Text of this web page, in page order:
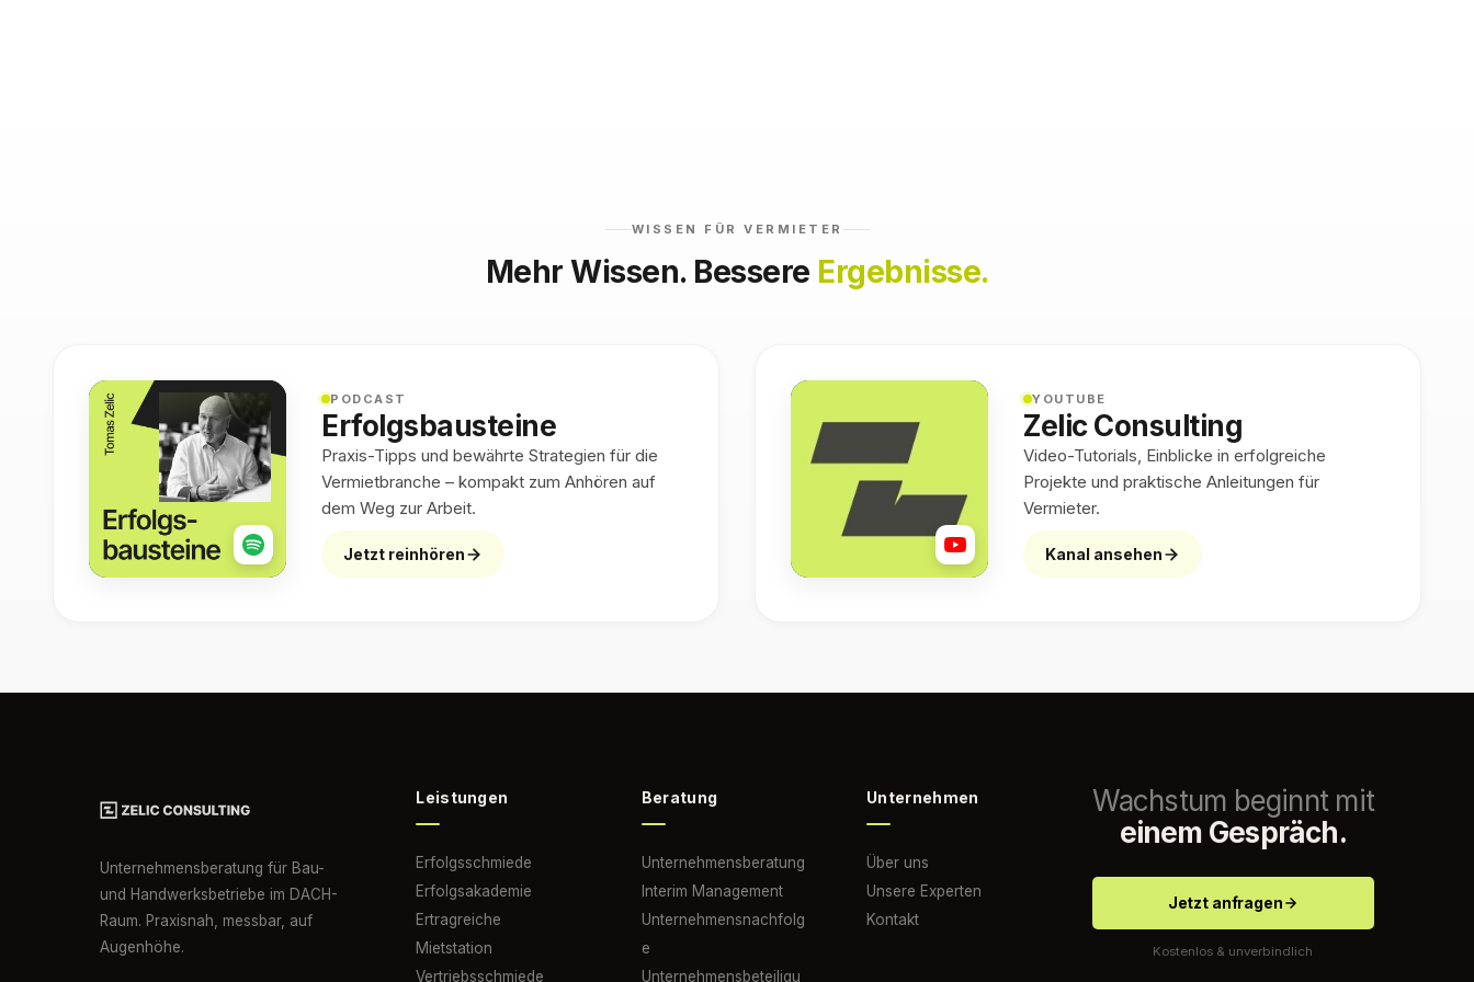
WISSEN FÜR VERMIETER
Mehr Wissen. Bessere Ergebnisse.
PODCAST
Erfolgsbausteine
Praxis-Tipps und bewährte Strategien für die
Vermietbranche – kompakt zum Anhören auf
dem Weg zur Arbeit.
Jetzt reinhören
YOUTUBE
Zelic Consulting
Video-Tutorials, Einblicke in erfolgreiche
Projekte und praktische Anleitungen für
Vermieter.
Kanal ansehen
Unternehmensberatung für Bau-
und Handwerksbetriebe im DACH-
Raum. Praxisnah, messbar, auf
Augenhöhe.
Leistungen
Erfolgsschmiede
Erfolgsakademie
Ertragreiche
Mietstation
Vertriebsschmiede
Beratung
Unternehmensberatung
Interim Management
Unternehmensnachfolg
e
Unternehmensbeteiligu
Unternehmen
Über uns
Unsere Experten
Kontakt
Wachstum beginnt mit
einem Gespräch.
Jetzt anfragen
Kostenlos & unverbindlich